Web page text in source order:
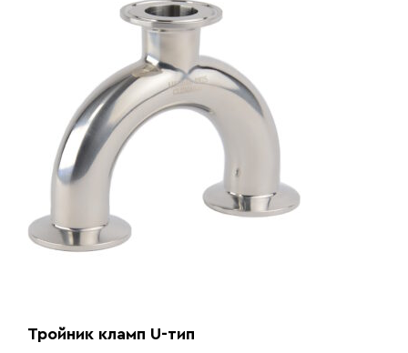
Тройник кламп U-тип